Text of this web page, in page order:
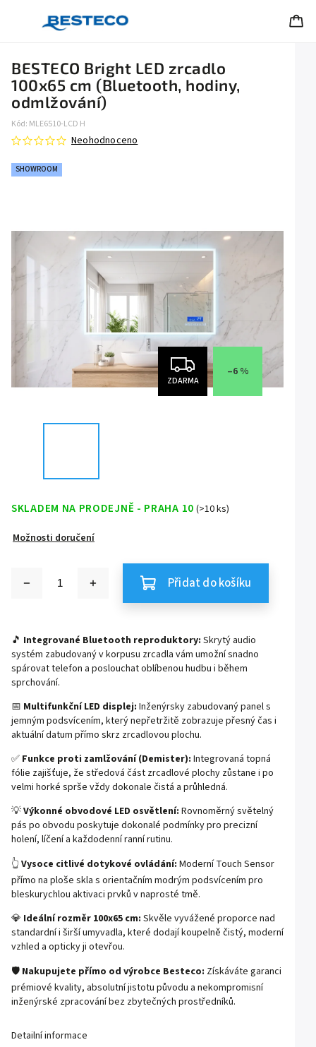
BESTECO Bright LED zrcadlo
100x65 cm (Bluetooth, hodiny,
odmlžování)
Kód: MLE6510-LCD H
SHOWROOM
Neohodnoceno
ZDARMA
–6 %
SKLADEM NA PRODEJNĚ - PRAHA 10 (>10 ks)
Možnosti doručení
Přidat do košíku
🎵 Integrované Bluetooth reproduktory: Skrytý audio
systém zabudovaný v korpusu zrcadla vám umožní snadno
spárovat telefon a poslouchat oblíbenou hudbu i během
sprchování.
📅 Multifunkční LED displej: Inženýrsky zabudovaný panel s
jemným podsvícením, který nepřetržitě zobrazuje přesný čas i
aktuální datum přímo skrz zrcadlovou plochu.
✅ Funkce proti zamlžování (Demister): Integrovaná topná
fólie zajišťuje, že středová část zrcadlové plochy zůstane i po
velmi horké sprše vždy dokonale čistá a průhledná.
💡Výkonné obvodové LED osvětlení: Rovnoměrný světelný
pás po obvodu poskytuje dokonalé podmínky pro precizní
holení, líčení a každodenní ranní rutinu.
👆 Vysoce citlivé dotykové ovládání: Moderní Touch Sensor
přímo na ploše skla s orientačním modrým podsvícením pro
bleskurychlou aktivaci prvků v naprosté tmě.
💎 Ideální rozměr 100x65 cm: Skvěle vyvážené proporce nad
standardní i širší umyvadla, které dodají koupelně čistý, moderní
vzhled a opticky ji otevřou.
🛡️ Nakupujete přímo od výrobce Besteco: Získáváte garanci
prémiové kvality, absolutní jistotu původu a nekompromisní
inženýrské zpracování bez zbytečných prostředníků.
Detailní informace